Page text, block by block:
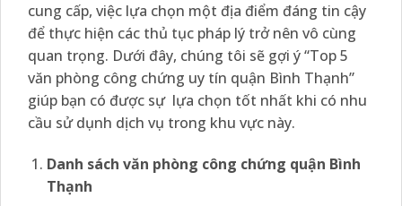
cung cấp, việc lựa chọn một địa điểm đáng tin cậy
để thực hiện các thủ tục pháp lý trở nên vô cùng
quan trọng. Dưới đây, chúng tôi sẽ gợi ý “Top 5
văn phòng công chứng uy tín quận Bình Thạnh”
giúp bạn có được sự lựa chọn tốt nhất khi có nhu
cầu sử dụnh dịch vụ trong khu vực này.
Danh sách văn phòng công chứng quận Bình
Thạnh